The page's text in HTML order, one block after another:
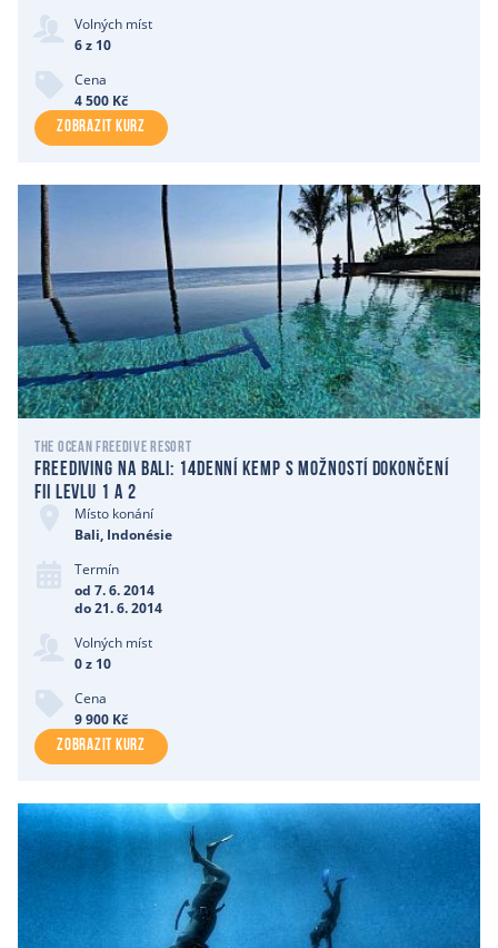
Volných míst
6 z 10
Cena
4 500 Kč
ZOBRAZIT KURZ
The Ocean Freedive Resort
Freediving na Bali: 14denní kemp s možností dokončení
FII levlu 1 a 2
Místo konání
Bali, Indonésie
Termín
od 7. 6. 2014
do 21. 6. 2014
Volných míst
0 z 10
Cena
9 900 Kč
ZOBRAZIT KURZ